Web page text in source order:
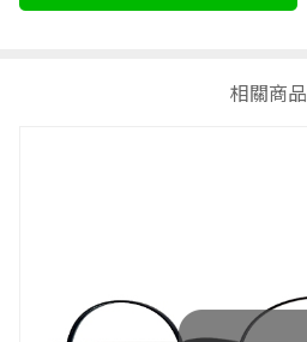
相關商品